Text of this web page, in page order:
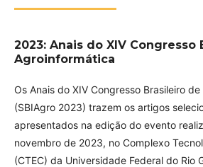
2023: Anais do XIV Congresso
Agroinformática
Os Anais do XIV Congresso Brasileiro
(SBIAgro 2023) trazem os artigos
apresentados na edição do evento
novembro de 2023, no Complexo
(CTEC) da Universidade Federal do Rio